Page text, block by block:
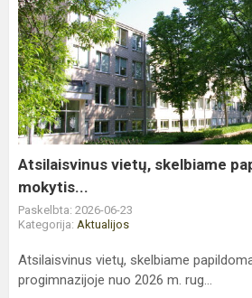
Atsilaisvinus
vietų,
skelbiame
papildomai
kviečiamų
mokytis...
Atsilaisvinus vietų, skelbiame
mokytis...
Paskelbta: 2026-06-23
Kategorija: Aktualijos
Atsilaisvinus vietų, skelbiame
progimnazijoje nuo 2026 m. rug...